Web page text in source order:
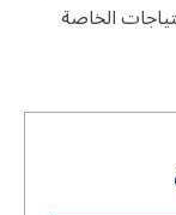
الخاصة